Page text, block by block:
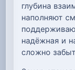
глубина
наполняют
надёжная и
сложно